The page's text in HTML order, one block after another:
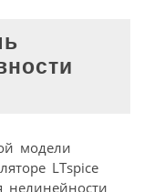
модели
LTspice
нелинейности